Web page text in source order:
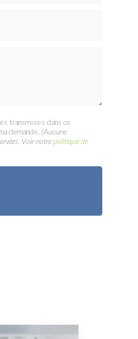
transmises dans ce
demande.(Aucune
Voir notrepolitique de